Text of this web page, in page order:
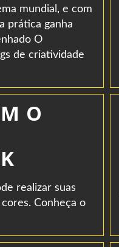
mundial, e com
prática ganha
O
de criatividade
O
realizar suas
Conheça o